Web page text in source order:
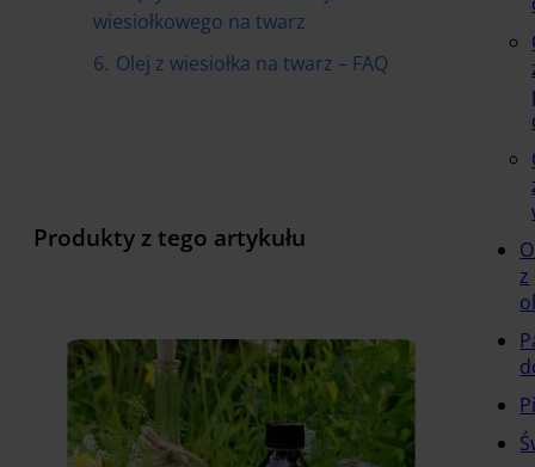
wiesiołkowego na twarz
6. Olej z wiesiołka na twarz – FAQ
Produkty z tego artykułu
z